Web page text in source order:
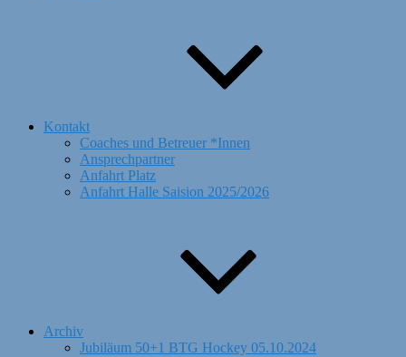
Kontakt
Coaches und Betreuer *Innen
Ansprechpartner
Anfahrt Platz
Anfahrt Halle Saision 2025/2026
Archiv
Jubiläum 50+1 BTG Hockey 05.10.2024